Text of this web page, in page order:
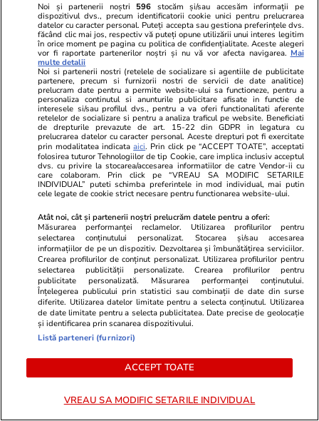
Și a fost fascinant pentru mine să lucrez cu
conceptele astea două, pentru că și expoziția
de arhitectură de atunci încerca să țină cont de
elementele arhitecturale sau de o amintire, de
o mărturie a felului în care fusese folosit spațiul
Băii Turcești, pe când ea exista ca atare, ca o
baie turcească. Pe vremea aia lucram într-un
spațiu care era în șantier, încă nu era făcută
recepția lucrării, și atunci posibilitățile noastre
de lucru au fost altele.
Anul ăsta parcă am privit totul dintr-un punct
de vedere al degradării. Dacă anul trecut era un
loc al plăcerii, anul ăsta devine un loc al
excesului, al influenței și al urmei pe care o
lasă, de fapt, activitatea ta ca om. Și al
investigărilor de tipul ăsta, fie de natură fizică,
fie de natură psihologică, a relației constante
între sine și lumea fizică și lumea reală. Și cred
că, dacă anul trecut expoziția încerca să devină
un suport ca o fostă baie turcească, anul ăsta
ea a vrut să devină un schelet.
Noi și partenerii noștri 596 stocăm și/sau accesăm informații pe
dispozitivul dvs., precum identificatorii cookie unici pentru prelucrarea
datelor cu caracter personal. Puteți accepta sau gestiona preferințele dvs.
făcând clic mai jos, respectiv vă puteți opune utilizării unui interes legitim
în orice moment pe pagina cu politica de confidențialitate. Aceste alegeri
vor fi raportate partenerilor noștri și nu vă vor afecta navigarea. Mai
multe detalii
Noi si partenerii nostri (retelele de socializare si agentiile de publicitate
partenere, precum si furnizorii nostri de servicii de date analitice)
prelucram date pentru a permite website-ului sa functioneze, pentru a
personaliza continutul si anunturile publicitare afisate in functie de
interesele si/sau profilul dvs., pentru a va oferi functionalitati aferente
retelelor de socializare si pentru a analiza traficul pe website. Beneficiati
de drepturile prevazute de art. 15-22 din GDPR in legatura cu
prelucrarea datelor cu caracter personal. Aceste drepturi pot fi exercitate
prin modalitatea indicataaici. Prin click pe “ACCEPT TOATE”, acceptati
folosirea tuturor Tehnologiilor de tip Cookie, care implica inclusiv acceptul
dvs. cu privire la stocarea/accesarea informatiilor de catre Vendor-ii cu
care colaboram. Prin click pe “VREAU SA MODIFIC SETARILE
INDIVIDUAL” puteti schimba preferintele in mod individual, mai putin
cele legate de cookie strict necesare pentru functionarea website-ului.
Atât noi, cât și partenerii noștri prelucrăm datele pentru a oferi:
Măsurarea performanței reclamelor. Utilizarea profilurilor pentru
selectarea conținutului personalizat. Stocarea și/sau accesarea
informațiilor de pe un dispozitiv. Dezvoltarea și îmbunătățirea serviciilor.
Crearea profilurilor de conținut personalizat. Utilizarea profilurilor pentru
selectarea publicității personalizate. Crearea profilurilor pentru
publicitate personalizată. Măsurarea performanței conținutului.
Înțelegerea publicului prin statistici sau combinații de date din surse
diferite. Utilizarea datelor limitate pentru a selecta conținutul. Utilizarea
de date limitate pentru a selecta publicitatea. Date precise de geolocație
și identificarea prin scanarea dispozitivului.
Listă parteneri (furnizori)
ACCEPT TOATE
VREAU SA MODIFIC SETARILE INDIVIDUAL